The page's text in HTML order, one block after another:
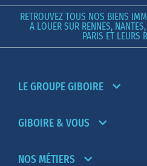
RETROUVEZ TOUS NOS BIENS
A LOUER SUR RENNES,
PARIS ET LEURS
LE GROUPE GIBOIRE
GIBOIRE & VOUS
NOS MÉTIERS